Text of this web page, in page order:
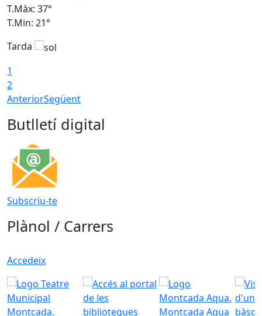
T.Màx: 37°
T.Min: 21°
Tarda
1
2
AnteriorSegüent
Butlletí digital
Subscriu-te
Plànol / Carrers
Accedeix
Montcada Aqua